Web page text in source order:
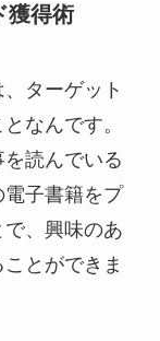
獲得術
ターゲット
なんです。
読んでいる
電子書籍をプ
、興味のあ
とができま